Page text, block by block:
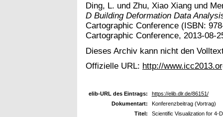
Ding, L. und Zhu, Xiao Xiang und
D Building Deformation Data
Cartographic Conference (ISBN:
Cartographic Conference, 2013-08-
Dieses Archiv kann nicht den
Offizielle URL: http://
elib-URL des Eintrags:
https://elib.dlr.de/86151/
Dokumentart:
Konferenzbeitrag (Vortrag)
Titel:
Scientific Visualization for 4-